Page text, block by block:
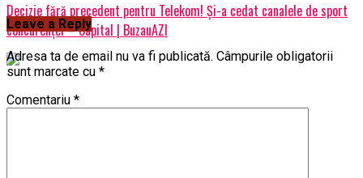
Decizie fără precedent pentru Telekom! Și-a cedat canalele de sport
concurenței – Capital | BuzauAZI
Leave a Reply
Adresa ta de email nu va fi publicată. Câmpurile obligatorii
sunt marcate cu *
Comentariu *